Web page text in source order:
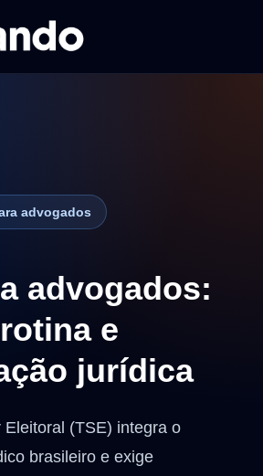
advogados
advogados:
e
jurídica
Eleitoral (TSE) integra o
brasileiro e exige